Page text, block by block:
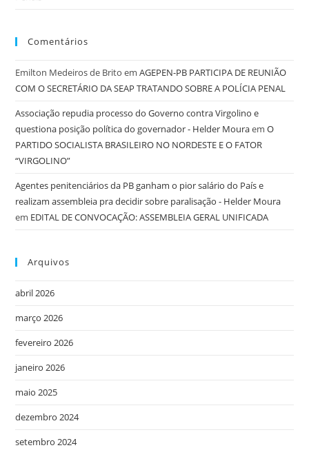
Comentários
Emilton Medeiros de Brito emAGEPEN-PB PARTICIPA DE REUNIÃO
COM O SECRETÁRIO DA SEAP TRATANDO SOBRE A POLÍCIA PENAL
Associação repudia processo do Governo contra Virgolino e
questiona posição política do governador - Helder MouraemO
PARTIDO SOCIALISTA BRASILEIRO NO NORDESTE E O FATOR
“VIRGOLINO”
Agentes penitenciários da PB ganham o pior salário do País e
realizam assembleia pra decidir sobre paralisação - Helder Moura
em EDITAL DE CONVOCAÇÃO: ASSEMBLEIA GERAL UNIFICADA
Arquivos
abril 2026
março 2026
fevereiro 2026
janeiro 2026
maio 2025
dezembro 2024
setembro 2024